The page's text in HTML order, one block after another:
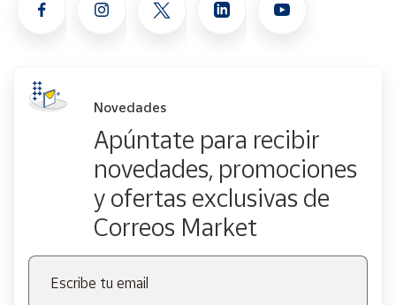
Novedades
Apúntate para recibir
novedades, promociones
y ofertas exclusivas de
Correos Market
Escribe tu email